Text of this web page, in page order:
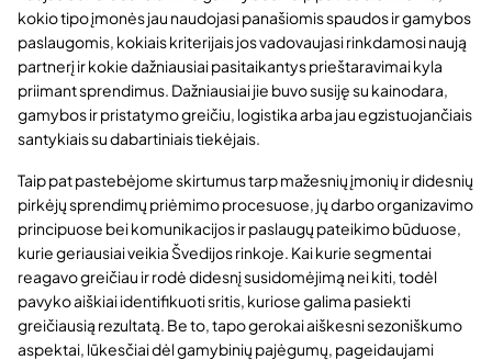
kokio tipo įmonės jau naudojasi panašiomis spaudos ir gamybos
paslaugomis, kokiais kriterijais jos vadovaujasi rinkdamosi naują
partnerį ir kokie dažniausiai pasitaikantys prieštaravimai kyla
priimant sprendimus. Dažniausiai jie buvo susiję su kainodara,
gamybos ir pristatymo greičiu, logistika arba jau egzistuojančiais
santykiais su dabartiniais tiekėjais.
Taip pat pastebėjome skirtumus tarp mažesnių įmonių ir didesnių
pirkėjų sprendimų priėmimo procesuose, jų darbo organizavimo
principuose bei komunikacijos ir paslaugų pateikimo būduose,
kurie geriausiai veikia Švedijos rinkoje. Kai kurie segmentai
reagavo greičiau ir rodė didesnį susidomėjimą nei kiti, todėl
pavyko aiškiai identifikuoti sritis, kuriose galima pasiekti
greičiausią rezultatą. Be to, tapo gerokai aiškesni sezoniškumo
aspektai, lūkesčiai dėl gamybinių pajėgumų, pageidaujami